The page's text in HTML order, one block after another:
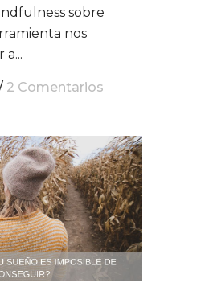
sobre
nos
2 Comentarios